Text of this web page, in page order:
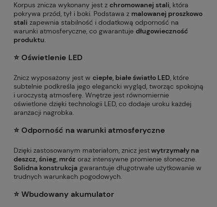
Korpus znicza wykonany jest z chromowanej stali, która
pokrywa przód, tył i boki. Podstawa z malowanej proszkowo
stali zapewnia stabilność i dodatkową odporność na
warunki atmosferyczne, co gwarantuje długowieczność
produktu.
⭐️Oświetlenie LED
Znicz wyposażony jest w ciepłe, białe światło LED, które
subtelnie podkreśla jego elegancki wygląd, tworząc spokojną
i uroczystą atmosferę. Wnętrze jest równomiernie
oświetlone dzięki technologii LED, co dodaje uroku każdej
aranżacji nagrobka.
⭐️Odporność na warunki atmosferyczne
Dzięki zastosowanym materiałom, znicz jestwytrzymały na
deszcz, śnieg, mróz oraz intensywne promienie słoneczne.
Solidna konstrukcja gwarantuje długotrwałe użytkowanie w
trudnych warunkach pogodowych.
⭐️Wbudowany akumulator